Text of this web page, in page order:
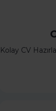
Kolay CV